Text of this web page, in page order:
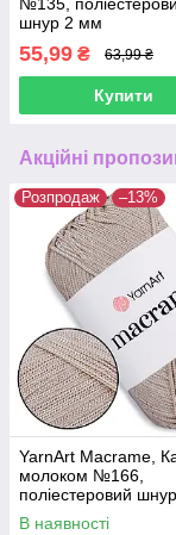
шнур 2 мм
55,99 ₴ 63,99 ₴
Купити
Акційні
Розпродаж –13%
YarnArt Macrame,
молоком №166,
поліестеровий
В наявності